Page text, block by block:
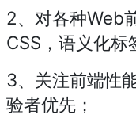
2、对各种Web
CSS，语义化标
3、关注前端性
验者优先；